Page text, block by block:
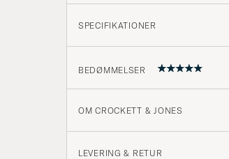
SPECIFIKATIONER
BEDØMMELSER
OM CROCKETT & JONES
LEVERING & RETUR